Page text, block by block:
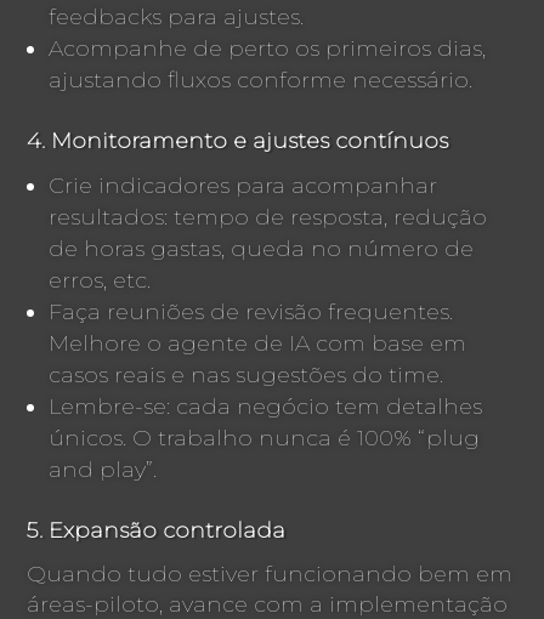
feedbacks para ajustes.
Acompanhe de perto os primeiros dias,
ajustando fluxos conforme necessário.
4. Monitoramento e ajustes contínuos
Crie indicadores para acompanhar
resultados: tempo de resposta, redução
de horas gastas, queda no número de
erros, etc.
Faça reuniões de revisão frequentes.
Melhore o agente de IA com base em
casos reais e nas sugestões do time.
Lembre-se: cada negócio tem detalhes
únicos. O trabalho nunca é 100% “plug
and play”.
5. Expansão controlada
Quando tudo estiver funcionando bem em
áreas-piloto, avance com a implementação